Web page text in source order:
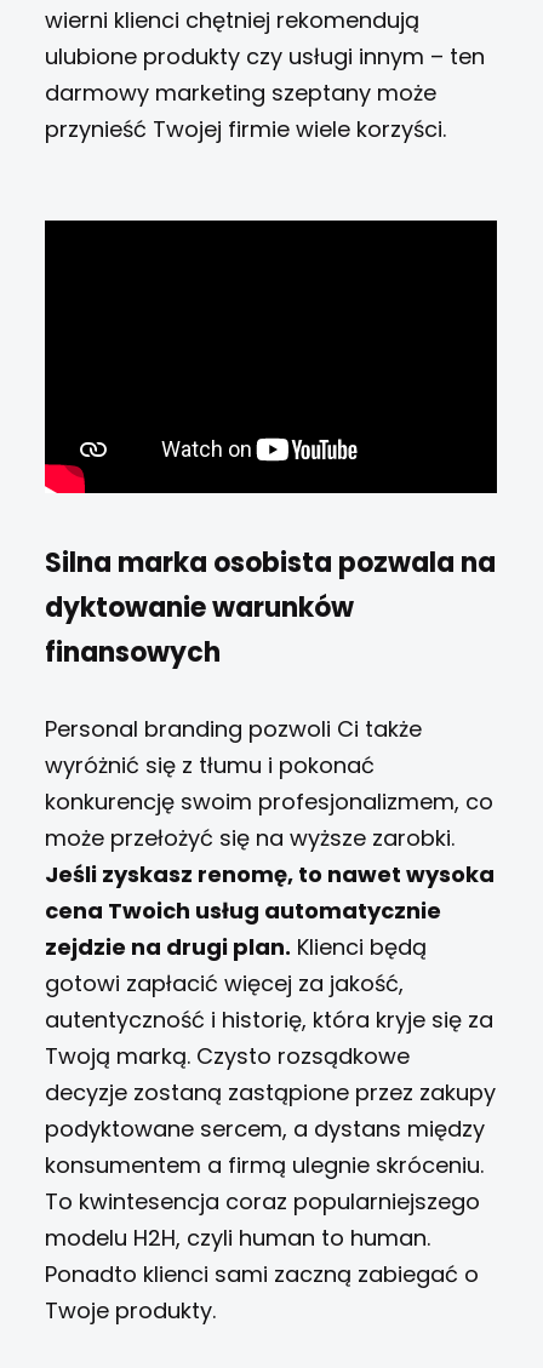
wierni klienci chętniej rekomendują
ulubione produkty czy usługi innym – ten
darmowy marketing szeptany może
przynieść Twojej firmie wiele korzyści.
Silna marka osobista pozwala na
dyktowanie warunków
finansowych
Personal branding pozwoli Ci także
wyróżnić się z tłumu i pokonać
konkurencję swoim profesjonalizmem, co
może przełożyć się na wyższe zarobki.
Jeśli zyskasz renomę, to nawet wysoka
cena Twoich usług automatycznie
zejdzie na drugi plan. Klienci będą
gotowi zapłacić więcej za jakość,
autentyczność i historię, która kryje się za
Twoją marką. Czysto rozsądkowe
decyzje zostaną zastąpione przez zakupy
podyktowane sercem, a dystans między
konsumentem a firmą ulegnie skróceniu.
To kwintesencja coraz popularniejszego
modelu H2H, czyli human to human.
Ponadto klienci sami zaczną zabiegać o
Twoje produkty.